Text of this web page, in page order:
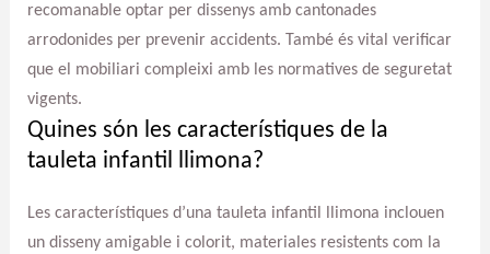
recomanable optar per dissenys amb cantonades
arrodonides per prevenir accidents. També és vital verificar
que el mobiliari compleixi amb les normatives de seguretat
vigents.
Quines són les característiques de la
tauleta infantil llimona?
Les característiques d’una tauleta infantil llimona inclouen
un disseny amigable i colorit, materiales resistents com la